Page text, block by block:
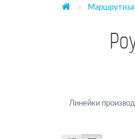
Линейки